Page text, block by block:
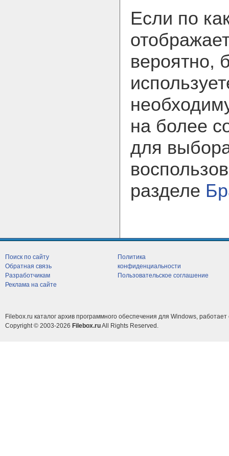
Если по
вероятно,
на более
для
разделе
Поиск по сайту
Обратная связь
Разработчикам
Реклама на сайте
Политика
конфиденциальности
Пользовательское соглашение
Filebox.ru каталог архив программного обеспечения для Windows, работает
Copyright © 2003-2026 Filebox.ruAll Rights Reserved.